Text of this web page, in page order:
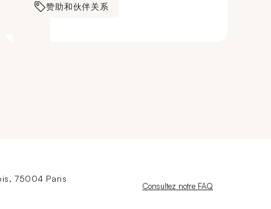
赞助和伙伴关系
75004 Paris
Nouvelle fenêtre
Consultez notre FAQ